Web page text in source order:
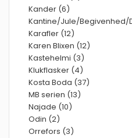
Kander (6)
Kantine/Jule/Begivenhed/
Karafler (12)
Karen Blixen (12)
Kastehelmi (3)
Klukflasker (4)
Kosta Boda (37)
MB serien (13)
Najade (10)
Odin (2)
Orrefors (3)